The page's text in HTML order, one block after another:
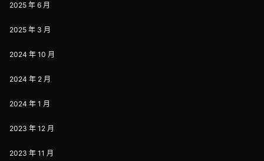
2025 年 6 月
2025 年 3 月
2024 年 10 月
2024 年 2 月
2024 年 1 月
2023 年 12 月
2023 年 11 月